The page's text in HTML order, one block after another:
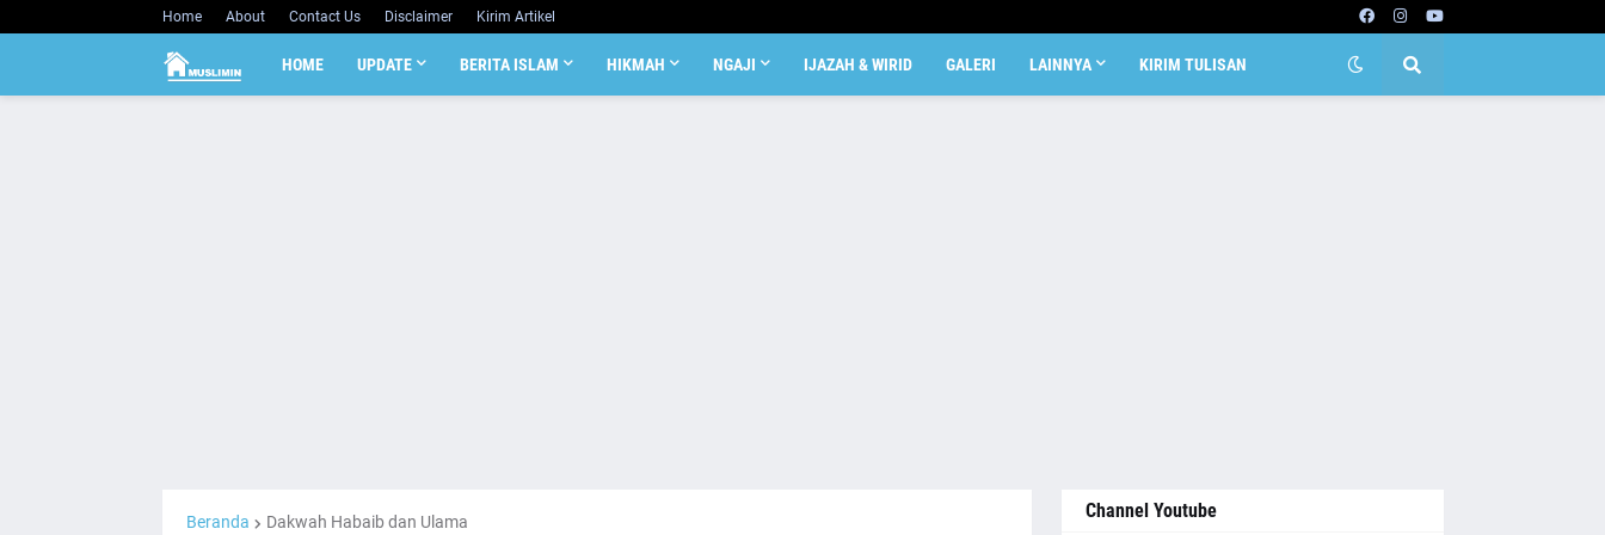
Home About Contact Us Disclaimer Kirim Artikel
HOME UPDATE BERITA ISLAM HIKMAH NGAJI IJAZAH & WIRID GALERI LAINNYA KIRIM TULISAN
Beranda Dakwah Habaib dan Ulama Channel Youtube